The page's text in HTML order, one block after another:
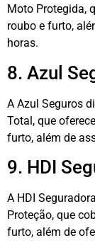
Moto Protegida,
roubo e furto,
horas.
8. Azul
A Azul Seguros
Total, que
furto, além de
9. HDI
A HDI
Proteção, que
furto, além de